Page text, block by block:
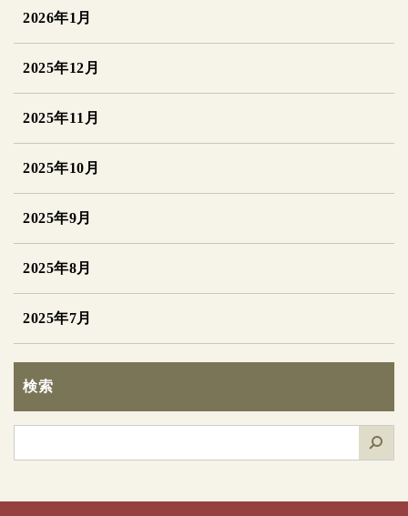
2026年1月
2025年12月
2025年11月
2025年10月
2025年9月
2025年8月
2025年7月
検索
検